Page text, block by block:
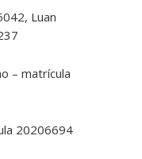
Luan
– matrícula
20206694